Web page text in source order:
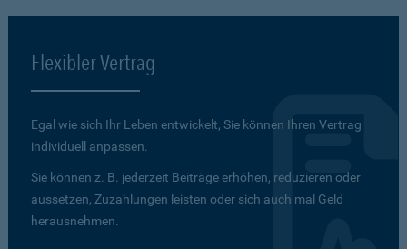
Flexibler Vertrag
Egal wie sich Ihr Leben entwickelt, Sie können Ihren Vertrag
individuell anpassen.
Sie können z. B. jederzeit Beiträge erhöhen, reduzieren oder
aussetzen, Zuzahlungen leisten oder sich auch mal Geld
herausnehmen.